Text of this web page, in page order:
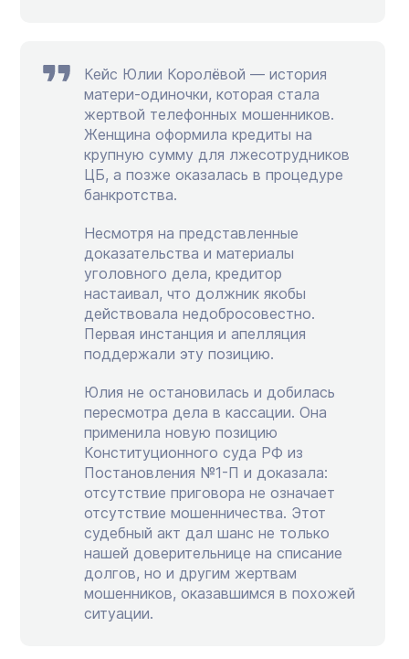
Кейс Юлии Королёвой — история
матери-одиночки, которая стала
жертвой телефонных мошенников.
Женщина оформила кредиты на
крупную сумму для лжесотрудников
ЦБ, а позже оказалась в процедуре
банкротства.
Несмотря на представленные
доказательства и материалы
уголовного дела, кредитор
настаивал, что должник якобы
действовала недобросовестно.
Первая инстанция и апелляция
поддержали эту позицию.
Юлия не остановилась и добилась
пересмотра дела в кассации. Она
применила новую позицию
Конституционного суда РФ из
Постановления №1-П и доказала:
отсутствие приговора не означает
отсутствие мошенничества. Этот
судебный акт дал шанс не только
нашей доверительнице на списание
долгов, но и другим жертвам
мошенников, оказавшимся в похожей
ситуации.